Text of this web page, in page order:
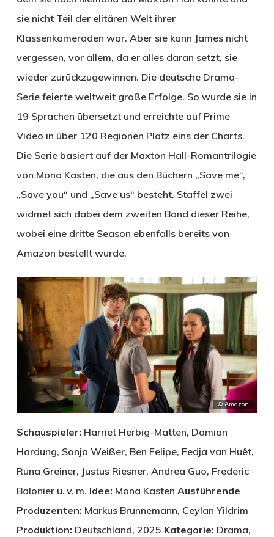
sie nicht Teil der elitären Welt ihrer
Klassenkameraden war. Aber sie kann James nicht
vergessen, vor allem, da er alles daran setzt, sie
wieder zurückzugewinnen. Die deutsche Drama-
Serie feierte weltweit große Erfolge. So wurde sie in
19 Sprachen übersetzt und erreichte auf Prime
Video in über 120 Regionen Platz eins der Charts.
Die Serie basiert auf der Maxton Hall-Romantrilogie
von Mona Kasten, die aus den Büchern „Save me“,
„Save you“ und „Save us“ besteht. Staffel zwei
widmet sich dabei dem zweiten Band dieser Reihe,
wobei eine dritte Season ebenfalls bereits von
Amazon bestellt wurde.
© Amazon
Schauspieler: Harriet Herbig-Matten, Damian
Hardung, Sonja Weißer, Ben Felipe, Fedja van Huêt,
Runa Greiner, Justus Riesner, Andrea Guo, Frederic
Balonier u. v. m. Idee: Mona Kasten Ausführende
Produzenten: Markus Brunnemann, Ceylan Yildrim
Produktion: Deutschland, 2025 Kategorie: Drama,